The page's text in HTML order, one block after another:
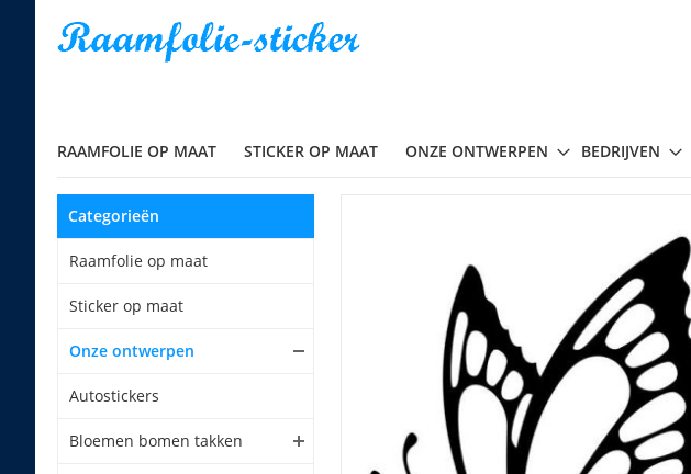
RAAMFOLIE OP MAAT STICKER OP MAAT ONZE ONTWERPEN BEDRIJVEN
Categorieën
Raamfolie op maat
Sticker op maat
Onze ontwerpen
Autostickers
Bloemen bomen takken